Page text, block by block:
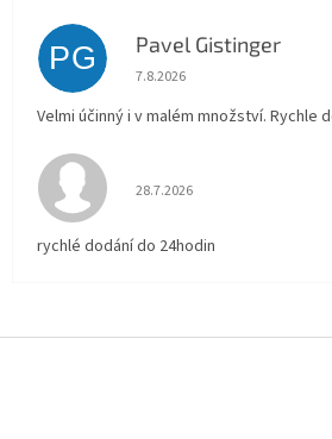
PG Pavel Gistinger
Hodnocení obchodu je 5 z 5
7.8.2026
Velmi účinný i v malém množství. Rychle
Hodnocení obchodu je 5 z 5
28.7.2026
rychlé dodání do 24hodin